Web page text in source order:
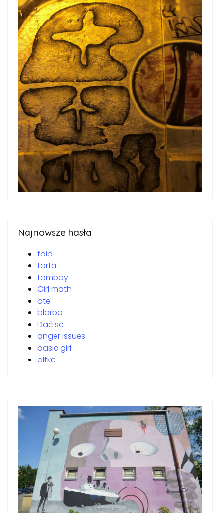
Najnowsze hasła
foid
torta
tomboy
Girl math
ate
blorbo
Dać se
anger issues
basic girl
altka